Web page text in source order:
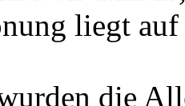
liegt
die